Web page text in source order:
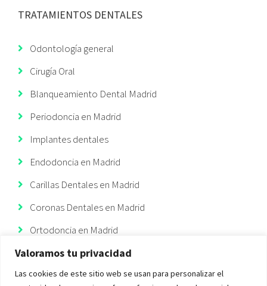
Valoramos tu privacidad
Las cookies de este sitio web se usan para personalizar el
TRATAMIENTOS DENTALES
Odontología general
Cirugía Oral
Blanqueamiento Dental Madrid
Periodoncia en Madrid
Implantes dentales
Endodoncia en Madrid
Carillas Dentales en Madrid
Coronas Dentales en Madrid
Ortodoncia en Madrid
Ortodoncia Invisible
Implantes Dentales Madrid